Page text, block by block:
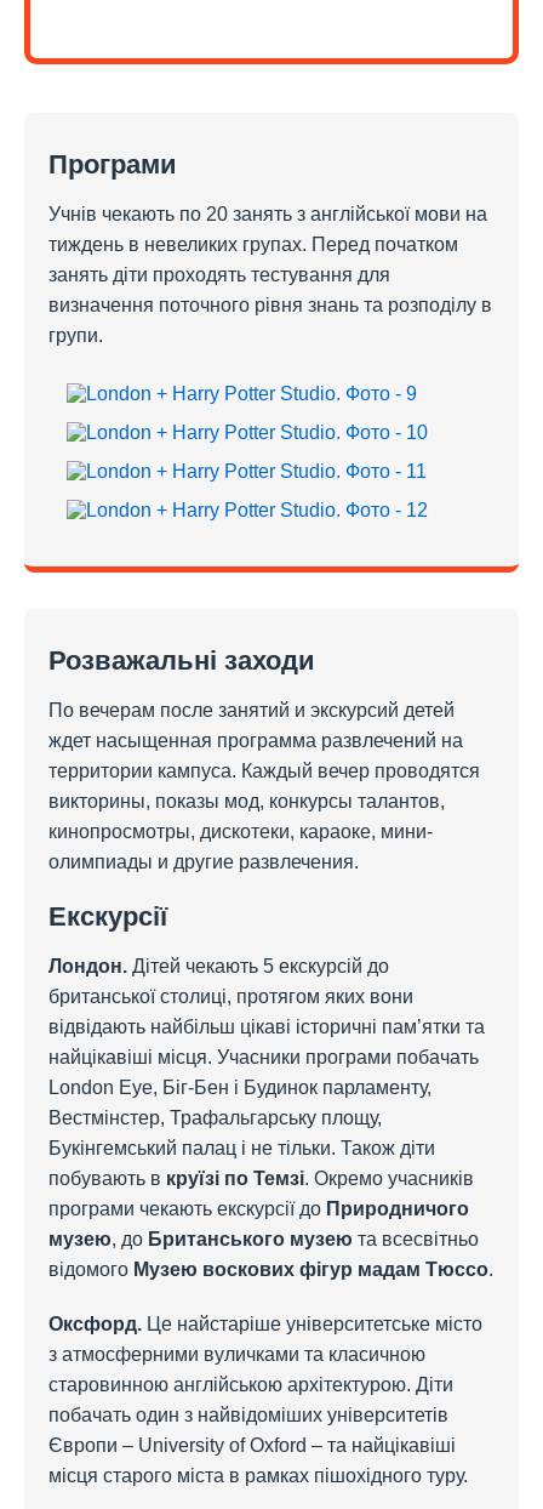
Програми
Учнів чекають по 20 занять з англійської мови на
тиждень в невеликих групах. Перед початком
занять діти проходять тестування для
визначення поточного рівня знань та розподілу в
групи.
Розважальні заходи
По вечерам после занятий и экскурсий детей
ждет насыщенная программа развлечений на
территории кампуса. Каждый вечер проводятся
викторины, показы мод, конкурсы талантов,
кинопросмотры, дискотеки, караоке, мини-
олимпиады и другие развлечения.
Екскурсії
Лондон. Дітей чекають 5 екскурсій до
британської столиці, протягом яких вони
відвідають найбільш цікаві історичні пам’ятки та
найцікавіші місця. Учасники програми побачать
London Eye, Біг-Бен і Будинок парламенту,
Вестмінстер, Трафальгарську площу,
Букінгемський палац і не тільки. Також діти
побувають в круїзі по Темзі. Окремо учасників
програми чекають екскурсії до Природничого
музею, до Британського музею та всесвітньо
відомого Музею воскових фігур мадам Тюссо.
Оксфорд. Це найстаріше університетське місто
з атмосферними вуличками та класичною
старовинною англійською архітектурою. Діти
побачать один з найвідоміших університетів
Європи – University of Oxford – та найцікавіші
місця старого міста в рамках пішохідного туру.